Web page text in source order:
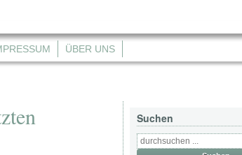
ÜBER UNS
Suchen